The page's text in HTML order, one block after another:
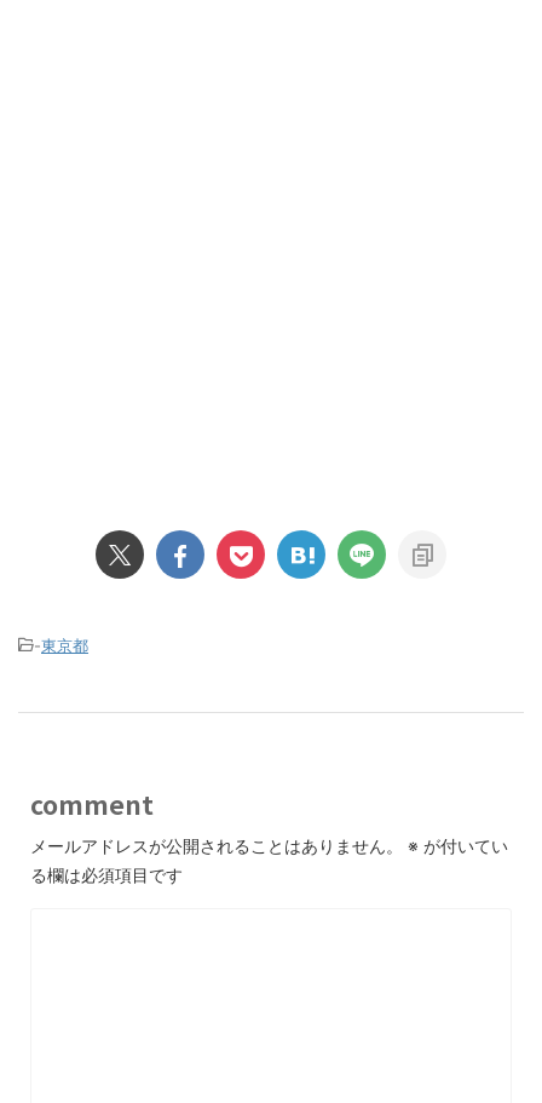
-東京都
comment
メールアドレスが公開されることはありません。 ※ が付いてい
る欄は必須項目です